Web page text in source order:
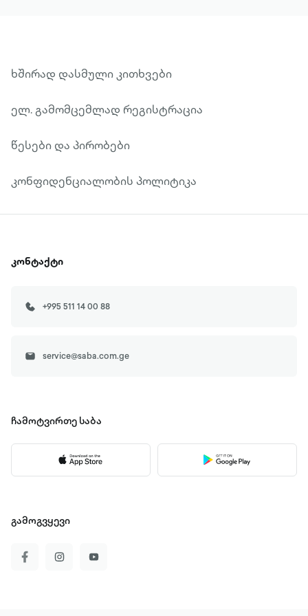
ხშირად დასმული კითხვები
ელ. გამომცემლად რეგისტრაცია
წესები და პირობები
კონფიდენციალობის პოლიტიკა
კონტაქტი
+995 511 14 00 88
service@saba.com.ge
ჩამოტვირთე საბა
გამოგვყევი